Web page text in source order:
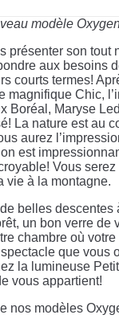
modèle
présenter son tout
aux besoins
courts termes!
magnifique Chic,
Boréal, Maryse
La nature est au
aurez
est
Vous
vie à la montagne.
belles descentes
un bon verre de
chambre où
que vous
la lumineuse
vous appartient!
nos modèles